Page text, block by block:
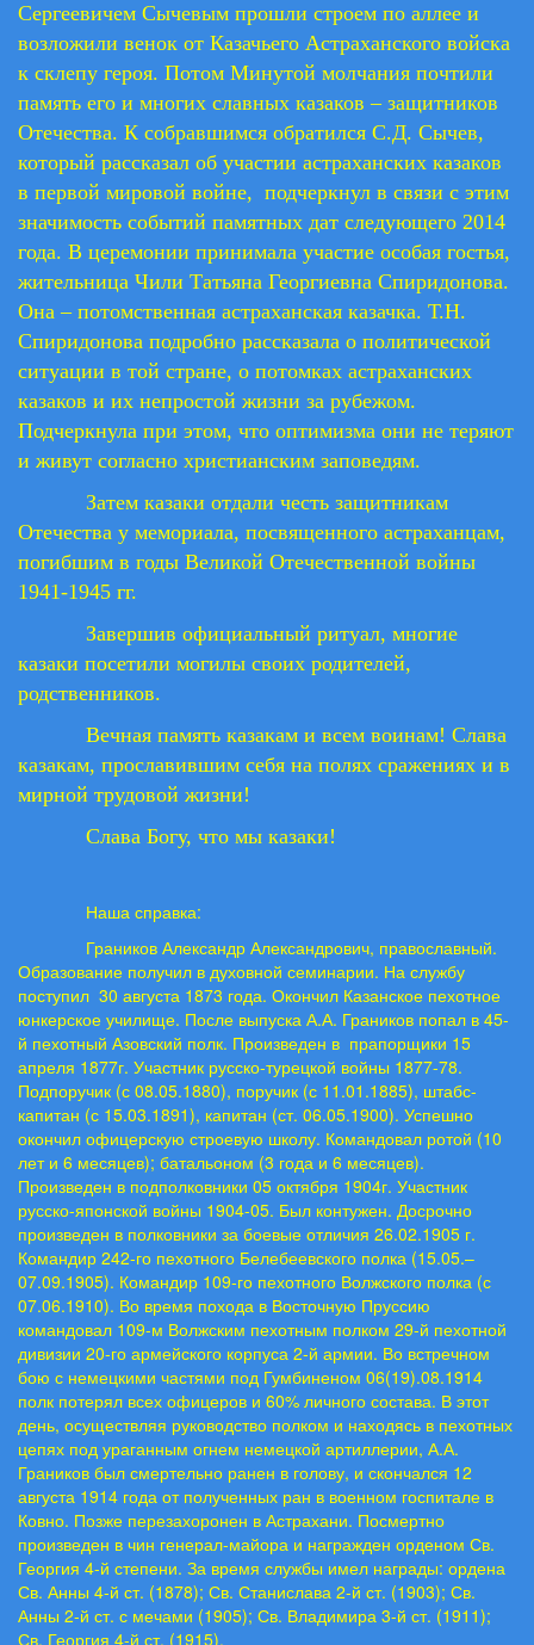
Сергеевичем Сычевым прошли строем по аллее и
возложили венок от Казачьего Астраханского войска
к склепу героя. Потом Минутой молчания почтили
память его и многих славных казаков – защитников
Отечества. К собравшимся обратился С.Д. Сычев,
который рассказал об участии астраханских казаков
в первой мировой войне, подчеркнул в связи с этим
значимость событий памятных дат следующего 2014
года. В церемонии принимала участие особая гостья,
жительница Чили Татьяна Георгиевна Спиридонова.
Она – потомственная астраханская казачка. Т.Н.
Спиридонова подробно рассказала о политической
ситуации в той стране, о потомках астраханских
казаков и их непростой жизни за рубежом.
Подчеркнула при этом, что оптимизма они не теряют
и живут согласно христианским заповедям.
Затем казаки отдали честь защитникам
Отечества у мемориала, посвященного астраханцам,
погибшим в годы Великой Отечественной войны
1941-1945 гг.
Завершив официальный ритуал, многие
казаки посетили могилы своих родителей,
родственников.
Вечная память казакам и всем воинам! Слава
казакам, прославившим себя на полях сражениях и в
мирной трудовой жизни!
Слава Богу, что мы казаки!
Наша справка:
Граников Александр Александрович, православный.
Образование получил в духовной семинарии. На службу
поступил 30 августа 1873 года. Окончил Казанское пехотное
юнкерское училище. После выпуска А.А. Граников попал в 45-
й пехотный Азовский полк. Произведен в прапорщики 15
апреля 1877г. Участник русско-турецкой войны 1877-78.
Подпоручик (с 08.05.1880), поручик (с 11.01.1885), штабс-
капитан (с 15.03.1891), капитан (ст. 06.05.1900). Успешно
окончил офицерскую строевую школу. Командовал ротой (10
лет и 6 месяцев); батальоном (3 года и 6 месяцев).
Произведен в подполковники 05 октября 1904г. Участник
русско-японской войны 1904-05. Был контужен. Досрочно
произведен в полковники за боевые отличия 26.02.1905 г.
Командир 242-го пехотного Белебеевского полка (15.05.–
07.09.1905). Командир 109-го пехотного Волжского полка (с
07.06.1910). Во время похода в Восточную Пруссию
командовал 109-м Волжским пехотным полком 29-й пехотной
дивизии 20-го армейского корпуса 2-й армии. Во встречном
бою с немецкими частями под Гумбиненом 06(19).08.1914
полк потерял всех офицеров и 60% личного состава. В этот
день, осуществляя руководство полком и находясь в пехотных
цепях под ураганным огнем немецкой артиллерии, А.А.
Граников был смертельно ранен в голову, и скончался 12
августа 1914 года от полученных ран в военном госпитале в
Ковно. Позже перезахоронен в Астрахани. Посмертно
произведен в чин генерал-майора и награжден орденом Св.
Георгия 4-й степени. За время службы имел награды: ордена
Св. Анны 4-й ст. (1878); Св. Станислава 2-й ст. (1903); Св.
Анны 2-й ст. с мечами (1905); Св. Владимира 3-й ст. (1911);
Св. Георгия 4-й ст. (1915).